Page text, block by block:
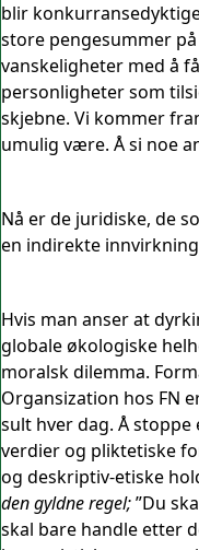
blir
store pengesummer
vanskeligheter med å
personligheter som
skjebne. Vi kommer
umulig være. Å si noe
Nå er de juridiske, de
en indirekte
Hvis man anser at
globale økologiske
moralsk dilemma.
Organsization hos FN
sult hver dag. Å
verdier og pliktetiske
og deskriptiv-etiske
den gyldne regel;”Du
skal bare handle etter